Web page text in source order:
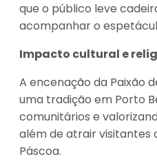
que o público leve
acompanhar o
Impacto cultural e
A encenação da Paixão
uma tradição em Porto
comunitários e
além de atrair visitantes
Páscoa.